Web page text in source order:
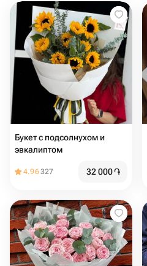
Букет с подсолнухом и
эвкалиптом
4.96327 32 000֏